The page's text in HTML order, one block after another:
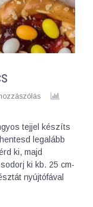
tejjel készíts
legalább
ki, majd
ki kb. 25 cm-
nyújtófával